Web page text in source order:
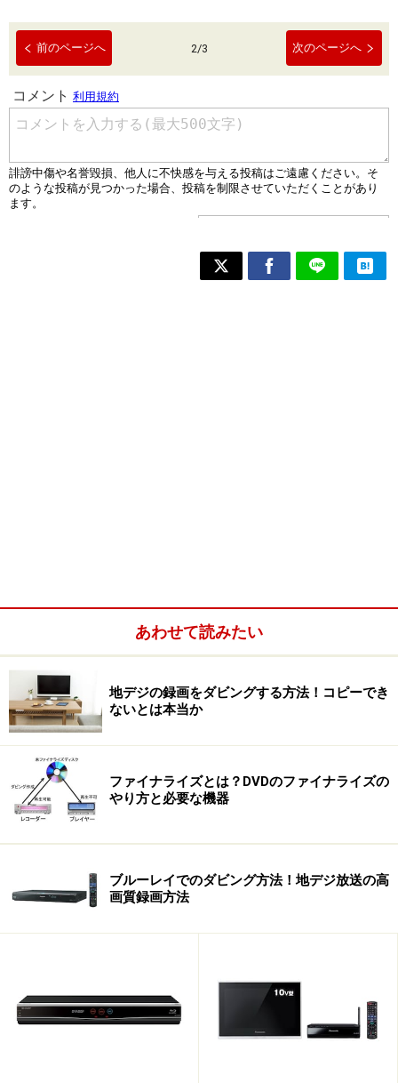
前のページへ 2/3 次のページへ
あわせて読みたい
地デジの録画をダビングする方法！コピーでき
ないとは本当か
ファイナライズとは？DVDのファイナライズの
やり方と必要な機器
ブルーレイでのダビング方法！地デジ放送の高
画質録画方法